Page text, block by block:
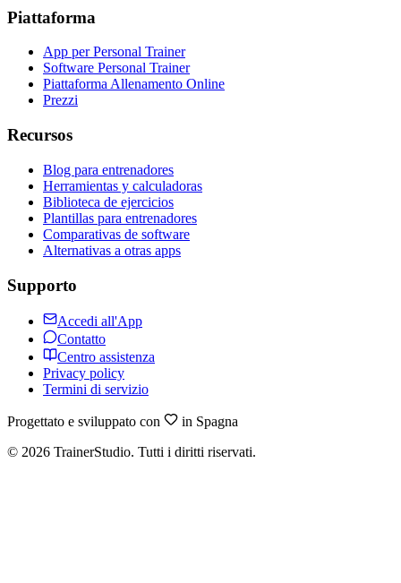
Piattaforma
App per Personal Trainer
Software Personal Trainer
Piattaforma Allenamento Online
Prezzi
Recursos
Blog para entrenadores
Herramientas y calculadoras
Biblioteca de ejercicios
Plantillas para entrenadores
Comparativas de software
Alternativas a otras apps
Supporto
Accedi all'App
Contatto
Centro assistenza
Privacy policy
Termini di servizio
Progettato e sviluppato con
in Spagna
© 2026 TrainerStudio. Tutti i diritti riservati.